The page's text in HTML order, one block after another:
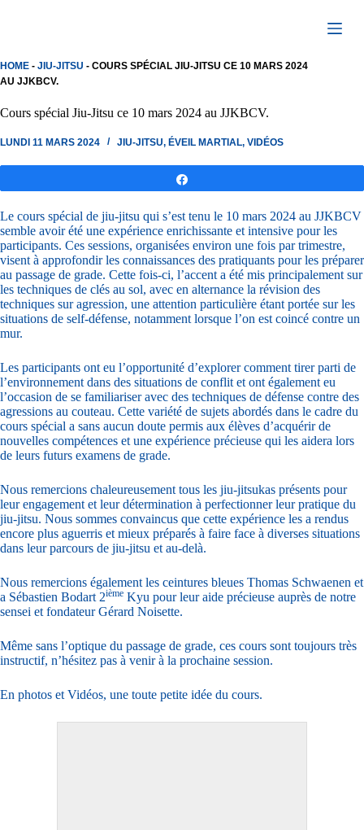
HOME - JIU-JITSU - COURS SPÉCIAL JIU-JITSU CE 10 MARS 2024
AU JJKBCV.
Cours spécial Jiu-Jitsu ce 10 mars 2024 au JJKBCV.
LUNDI 11 MARS 2024 JIU-JITSU, ÉVEIL MARTIAL, VIDÉOS
Le cours spécial de jiu-jitsu qui s’est tenu le 10 mars 2024 au JJKBCV
semble avoir été une expérience enrichissante et intensive pour les
participants. Ces sessions, organisées environ une fois par trimestre,
visent à approfondir les connaissances des pratiquants pour les préparer
au passage de grade. Cette fois-ci, l’accent a été mis principalement sur
les techniques de clés au sol, avec en alternance la révision des
techniques sur agression, une attention particulière étant portée sur les
situations de self-défense, notamment lorsque l’on est coincé contre un
mur.
Les participants ont eu l’opportunité d’explorer comment tirer parti de
l’environnement dans des situations de conflit et ont également eu
l’occasion de se familiariser avec des techniques de défense contre des
agressions au couteau. Cette variété de sujets abordés dans le cadre du
cours spécial a sans aucun doute permis aux élèves d’acquérir de
nouvelles compétences et une expérience précieuse qui les aidera lors
de leurs futurs examens de grade.
Nous remercions chaleureusement tous les jiu-jitsukas présents pour
leur engagement et leur détermination à perfectionner leur pratique du
jiu-jitsu. Nous sommes convaincus que cette expérience les a rendus
encore plus aguerris et mieux préparés à faire face à diverses situations
dans leur parcours de jiu-jitsu et au-delà.
Nous remercions également les ceintures bleues Thomas Schwaenen et
a Sébastien Bodart 2ième Kyu pour leur aide précieuse auprès de notre
sensei et fondateur Gérard Noisette.
Même sans l’optique du passage de grade, ces cours sont toujours très
instructif, n’hésitez pas à venir à la prochaine session.
En photos et Vidéos, une toute petite idée du cours.